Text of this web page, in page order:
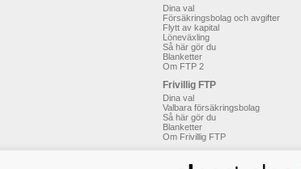
Dina val
Försäkringsbolag och avgifter
Flytt av kapital
Löneväxling
Så här gör du
Blanketter
Om FTP 2
Frivillig FTP
Dina val
Valbara försäkringsbolag
Så här gör du
Blanketter
Om Frivillig FTP